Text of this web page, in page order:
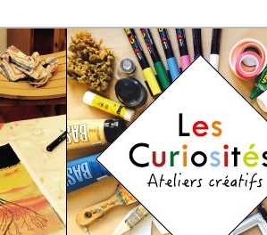
Créatifs
de loisirs